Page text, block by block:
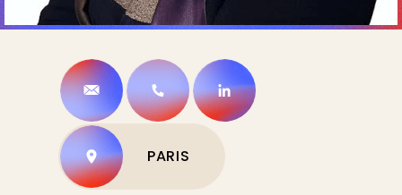
CHLOE.SZCZUPAK@1791.LAW
0681885439
PARIS